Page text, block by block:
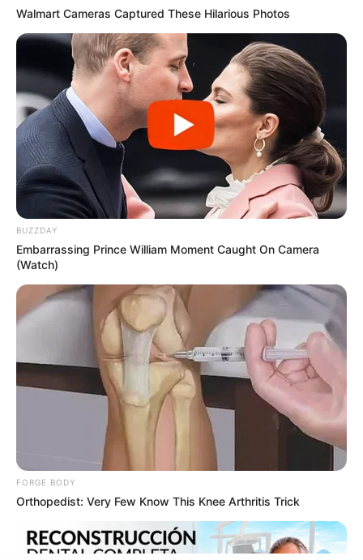
หวยซองเขียนมือ งวด 30 ธ.ค. 64 ทีเด็ดท้ายคลิป ดูให้จบ
29 ธ.ค. 2021
5 ความฝันที่มีคนฝันมากที่สุด งวดวันที่ 30 ธ.ค. 64
Walmart Cameras Captured These Hilarious Photos
BUZZDAY
Embarrassing Prince William Moment Caught On Camera
(Watch)
FORGE BODY
Orthopedist: Very Few Know This Knee Arthritis Trick